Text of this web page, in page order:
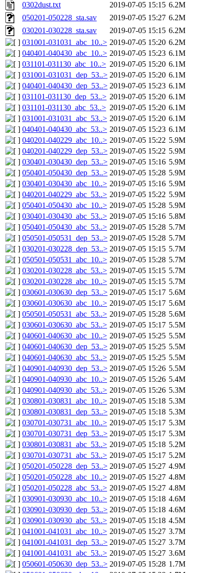
0302dust.txt
2019-07-05 15:15 6.2M
050201-050228_sta.sav
2019-07-05 15:27 6.2M
030201-030228_sta.sav
2019-07-05 15:15 6.2M
031001-031031_abc_10..> 2019-07-05 15:20 6.2M
040401-040430_abc_10..> 2019-07-05 15:23 6.1M
031101-031130_abc_10..> 2019-07-05 15:20 6.1M
031001-031031_dep_53..> 2019-07-05 15:20 6.1M
040401-040430_dep_53..> 2019-07-05 15:23 6.1M
031101-031130_dep_53..> 2019-07-05 15:20 6.1M
031101-031130_abc_53..> 2019-07-05 15:20 6.1M
031001-031031_abc_53..> 2019-07-05 15:20 6.1M
040401-040430_abc_53..> 2019-07-05 15:23 6.1M
040201-040229_abc_10..> 2019-07-05 15:22 5.9M
040201-040229_dep_53..> 2019-07-05 15:22 5.9M
030401-030430_dep_53..> 2019-07-05 15:16 5.9M
050401-050430_dep_53..> 2019-07-05 15:28 5.9M
030401-030430_abc_10..> 2019-07-05 15:16 5.9M
040201-040229_abc_53..> 2019-07-05 15:22 5.9M
050401-050430_abc_10..> 2019-07-05 15:28 5.9M
030401-030430_abc_53..> 2019-07-05 15:16 5.8M
050401-050430_abc_53..> 2019-07-05 15:28 5.7M
050501-050531_dep_53..> 2019-07-05 15:28 5.7M
030201-030228_dep_53..> 2019-07-05 15:15 5.7M
050501-050531_abc_10..> 2019-07-05 15:28 5.7M
030201-030228_abc_53..> 2019-07-05 15:15 5.7M
030201-030228_abc_10..> 2019-07-05 15:15 5.7M
030601-030630_dep_53..> 2019-07-05 15:17 5.6M
030601-030630_abc_10..> 2019-07-05 15:17 5.6M
050501-050531_abc_53..> 2019-07-05 15:28 5.6M
030601-030630_abc_53..> 2019-07-05 15:17 5.5M
040601-040630_abc_10..> 2019-07-05 15:25 5.5M
040601-040630_dep_53..> 2019-07-05 15:25 5.5M
040601-040630_abc_53..> 2019-07-05 15:25 5.5M
040901-040930_dep_53..> 2019-07-05 15:26 5.5M
040901-040930_abc_10..> 2019-07-05 15:26 5.4M
040901-040930_abc_53..> 2019-07-05 15:26 5.3M
030801-030831_abc_10..> 2019-07-05 15:18 5.3M
030801-030831_dep_53..> 2019-07-05 15:18 5.3M
030701-030731_abc_10..> 2019-07-05 15:17 5.3M
030701-030731_dep_53..> 2019-07-05 15:17 5.3M
030801-030831_abc_53..> 2019-07-05 15:18 5.2M
030701-030731_abc_53..> 2019-07-05 15:17 5.2M
050201-050228_dep_53..> 2019-07-05 15:27 4.9M
050201-050228_abc_10..> 2019-07-05 15:27 4.8M
050201-050228_abc_53..> 2019-07-05 15:27 4.8M
030901-030930_abc_10..> 2019-07-05 15:18 4.6M
030901-030930_dep_53..> 2019-07-05 15:18 4.6M
030901-030930_abc_53..> 2019-07-05 15:18 4.5M
041001-041031_abc_10..> 2019-07-05 15:27 3.7M
041001-041031_dep_53..> 2019-07-05 15:27 3.7M
041001-041031_abc_53..> 2019-07-05 15:27 3.6M
050601-050630_dep_53..> 2019-07-05 15:28 1.7M